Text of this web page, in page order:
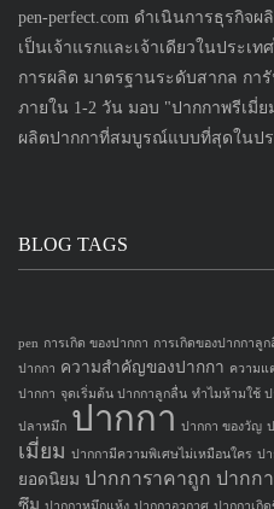
pen-perfect.com ดำเนินการธุรกิจ
เป็นเจ้าแรกและเจ้าเดียวในประเ
การผลิต มาตรฐานระดับสากล ก
ภายใน 1-2 วัน มอบ "ปากกาพรีเมี่
ผลิตปากกาที่สมบูรณ์แบบที่สุดในปร
BLOG TAGS
pen การเกิด ของปากกา การเกิดของปากกาลู
ปากกา ความสำคัญของปากกา ความแ
ปากกา จุดเริ่มต้น ปากกาลูกลื่น ทำไมห้ามใช้
ปลาหมึก ปากกา ปากกา ของวัญ
เมี่ยม ปากกามีความพิเศษไม่เหมือนใคร ป
ยอดนิยม ปากการาคาถูก ปากก
ซึม ปากกาหมึกแห้ง ปากกาอวกาศ ปากกาเกิ